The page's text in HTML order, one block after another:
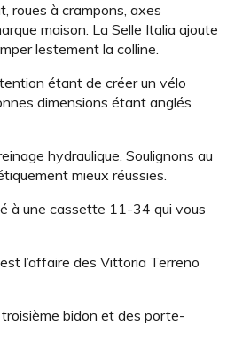
roues à crampons, axes
maison. La Selle Italia ajoute
lestement la colline.
étant de créer un vélo
dimensions étant anglés
hydraulique. Soulignons au
mieux réussies.
à une cassette 11-34 qui vous
l’affaire des Vittoria Terreno
bidon et des porte-